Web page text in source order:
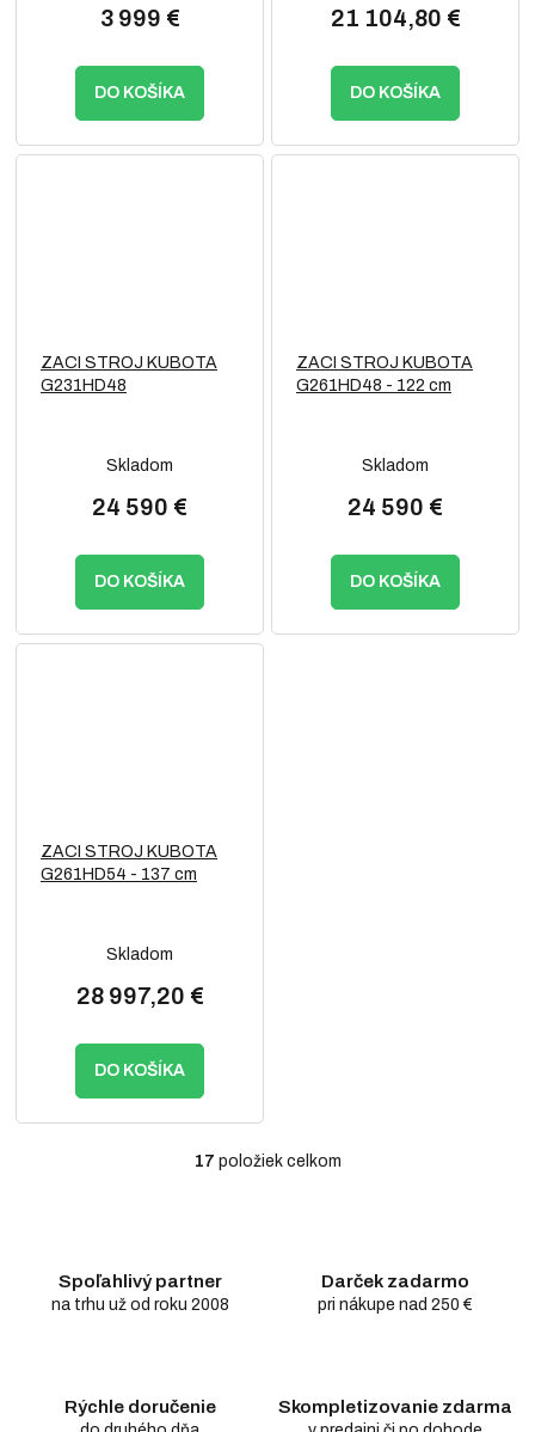
3 999 €
DO KOŠÍKA
21 104,80 €
DO KOŠÍKA
ZACI STROJ KUBOTA
G231HD48
Skladom
24 590 €
DO KOŠÍKA
ZACI STROJ KUBOTA
G261HD48 - 122 cm
Skladom
24 590 €
DO KOŠÍKA
ZACI STROJ KUBOTA
G261HD54 - 137 cm
Skladom
28 997,20 €
DO KOŠÍKA
O
17 položiek celkom
Spoľahlivý partner
na trhu už od roku 2008
Darček zadarmo
pri nákupe nad 250 €
Rýchle doručenie Skompletizovanie zdarma